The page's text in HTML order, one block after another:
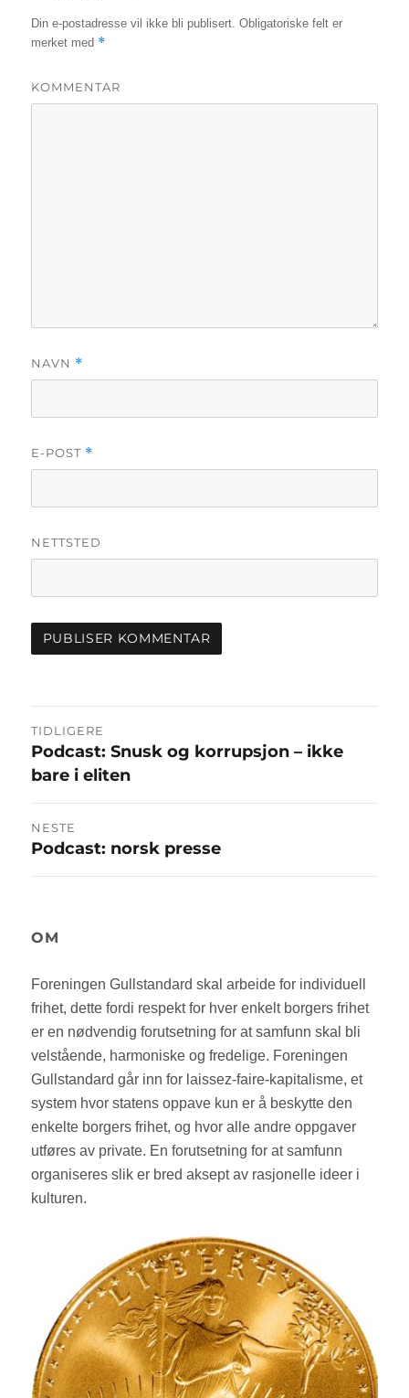
Din e-postadresse vil ikke bli publisert. Obligatoriske felt er
merket med *
KOMMENTAR
NAVN *
E-POST *
NETTSTED
Innleggsnavigasjon
TIDLIGERE
Forrige
innlegg:
Podcast: Snusk og korrupsjon – ikke
bare i eliten
NESTE
Neste
innlegg:
Podcast: norsk presse
OM
Foreningen Gullstandard skal arbeide for individuell
frihet, dette fordi respekt for hver enkelt borgers frihet
er en nødvendig forutsetning for at samfunn skal bli
velstående, harmoniske og fredelige. Foreningen
Gullstandard går inn for laissez-faire-kapitalisme, et
system hvor statens oppave kun er å beskytte den
enkelte borgers frihet, og hvor alle andre oppgaver
utføres av private. En forutsetning for at samfunn
organiseres slik er bred aksept av rasjonelle ideer i
kulturen.